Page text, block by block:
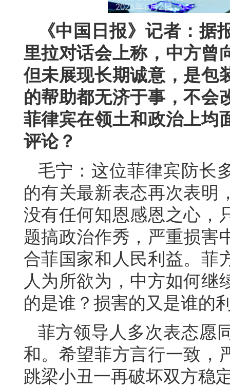
《中国日报》记者：
里拉对话会上称，中方曾
但未展现长期诚意，是包
的帮助都无济于事，不会
菲律宾在领土和政治上均
评论？
毛宁：这位菲律宾防长
的有关最新表态再次表明
没有任何知恩感恩之心，
题搞政治作秀，严重损害
合菲国家和人民利益。菲
人为所欲为，中方如何继
的是谁？损害的又是谁的
菲方领导人多次表态愿
和。希望菲方言行一致，
跳梁小丑一再破坏双方稳